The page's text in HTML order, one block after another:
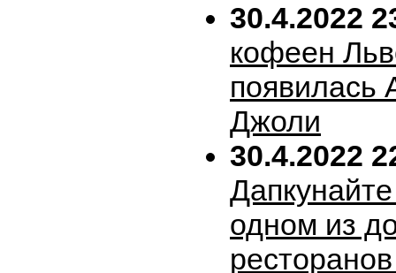
30.4.2022
кофеен
появилась
Джоли
30.4.2022
одном из